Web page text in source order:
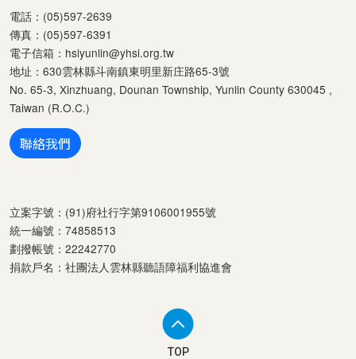
電話：(05)597-2639
傳真：(05)597-6391
電子信箱： hsiyunlin@yhsi.org.tw
地址：630雲林縣斗南鎮東明里新庄路65-3號
No. 65-3, Xinzhuang, Dounan Township, Yunlin County 630045 ,
Taiwan (R.O.C.)
聯絡我們
立案字號：(91)府社行字第9106001955號
統一編號：74858513
劃撥帳號：22242770
捐款戶名：社團法人雲林縣聽語障福利協進會
TOP